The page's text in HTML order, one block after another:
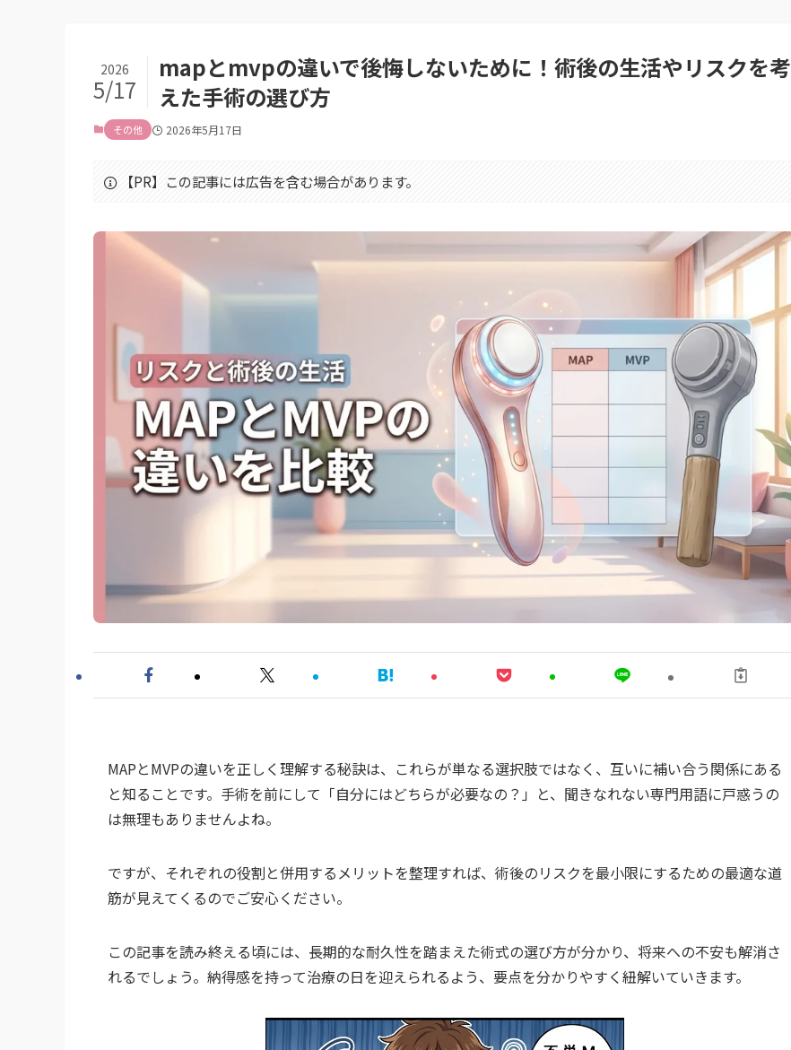
mapとmvpの違いで後悔しないために！術後の生活やリスクを考
えた手術の選び方
2026
5/17
その他 2026年5月17日
【PR】この記事には広告を含む場合があります。
MAPとMVPの違いを正しく理解する秘訣は、これらが単なる選択肢ではなく、互いに補い合う関係にある
と知ることです。手術を前にして「自分にはどちらが必要なの？」と、聞きなれない専門用語に戸惑うの
は無理もありませんよね。
ですが、それぞれの役割と併用するメリットを整理すれば、術後のリスクを最小限にするための最適な道
筋が見えてくるのでご安心ください。
この記事を読み終える頃には、長期的な耐久性を踏まえた術式の選び方が分かり、将来への不安も解消さ
れるでしょう。納得感を持って治療の日を迎えられるよう、要点を分かりやすく紐解いていきます。